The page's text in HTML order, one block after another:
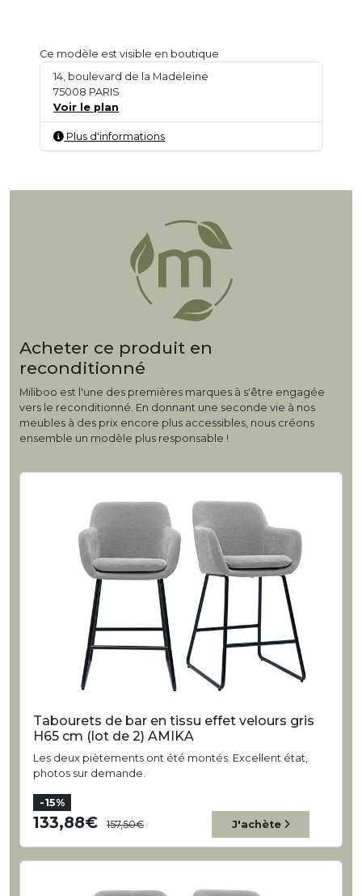
Ce modèle est visible en boutique
14, boulevard de la Madeleine
75008 PARIS
Voir le plan
Plus d'informations
Acheter ce produit en
reconditionné
Miliboo est l'une des premières marques à s'être engagée
vers le reconditionné. En donnant une seconde vie à nos
meubles à des prix encore plus accessibles, nous créons
ensemble un modèle plus responsable !
Tabourets de bar en tissu effet velours gris
H65 cm (lot de 2) AMIKA
Les deux piètements ont été montés. Excellent état,
photos sur demande.
-15%
133,88 157,50 J'achète